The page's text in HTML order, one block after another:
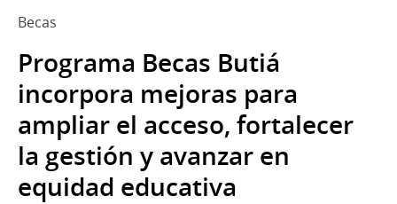
Becas
Programa Becas Butiá
incorpora mejoras para
ampliar el acceso, fortalecer
la gestión y avanzar en
equidad educativa